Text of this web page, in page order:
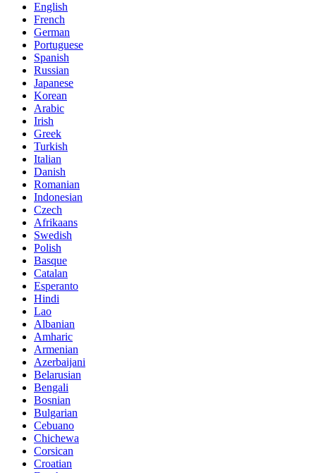
English
French
German
Portuguese
Spanish
Russian
Japanese
Korean
Arabic
Irish
Greek
Turkish
Italian
Danish
Romanian
Indonesian
Czech
Afrikaans
Swedish
Polish
Basque
Catalan
Esperanto
Hindi
Lao
Albanian
Amharic
Armenian
Azerbaijani
Belarusian
Bengali
Bosnian
Bulgarian
Cebuano
Chichewa
Corsican
Croatian